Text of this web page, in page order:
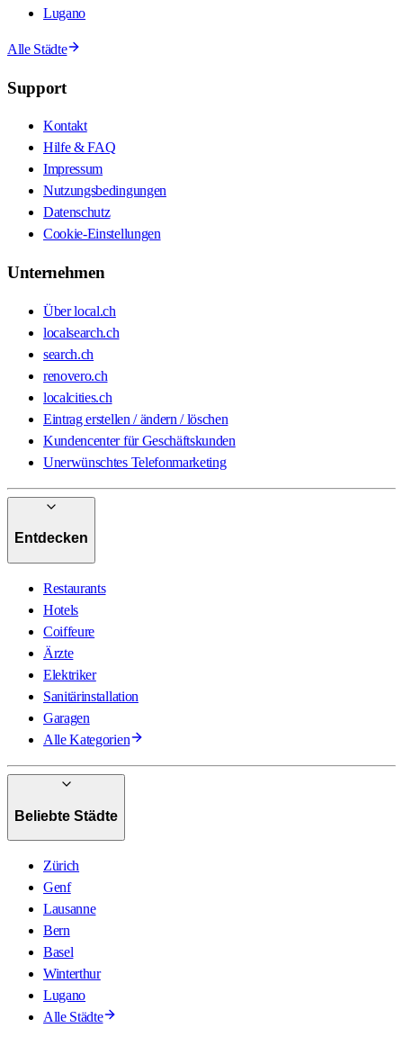
Lugano
Alle Städte
Support
Kontakt
Hilfe & FAQ
Impressum
Nutzungsbedingungen
Datenschutz
Cookie-Einstellungen
Unternehmen
Über local.ch
localsearch.ch
search.ch
renovero.ch
localcities.ch
Eintrag erstellen / ändern / löschen
Kundencenter für Geschäftskunden
Unerwünschtes Telefonmarketing
Entdecken
Restaurants
Hotels
Coiffeure
Ärzte
Elektriker
Sanitärinstallation
Garagen
Alle Kategorien
Beliebte Städte
Zürich
Genf
Lausanne
Bern
Basel
Winterthur
Lugano
Alle Städte